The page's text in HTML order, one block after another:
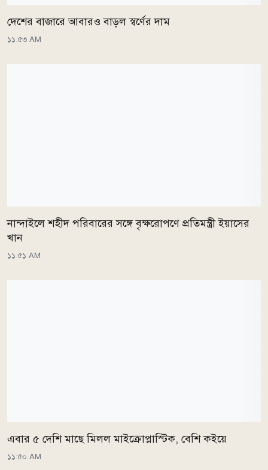
দেশের বাজারে আবারও বাড়ল স্বর্ণের দাম
১১:৫৩ AM
নান্দাইলে শহীদ পরিবারের সঙ্গে বৃক্ষরোপণে প্রতিমন্ত্রী ইয়াসের
খান
১১:৫১ AM
এবার ৫ দেশি মাছে মিলল মাইক্রোপ্লাস্টিক, বেশি কইয়ে
১১:৫০ AM